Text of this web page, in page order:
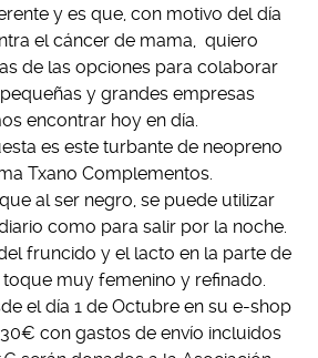
y es que, con motivo del día
el cáncer de mama, quiero
de las opciones para colaborar
y grandes empresas
encontrar hoy en día.
es este turbante de neopreno
Txano Complementos.
al ser negro, se puede utilizar
como para salir por la noche.
fruncido y el lacto en la parte de
muy femenino y refinado.
el día 1 de Octubre en su e-shop
con gastos de envío incluidos